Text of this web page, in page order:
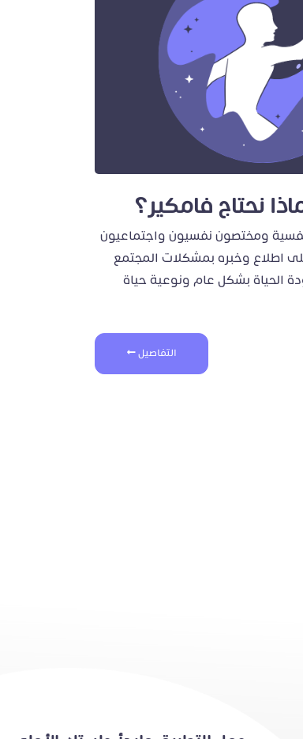
نحتاج فامكير؟
ومختصون نفسيون واجتماعيون
اطلاع وخبره بمشكلات المجتمع
الحياة بشكل عام ونوعية حياة
التفاصيل